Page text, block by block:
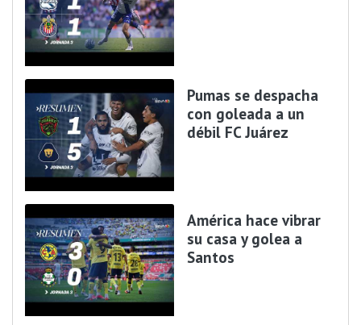
Pumas se despacha
con goleada a un
débil FC Juárez
América hace vibrar
su casa y golea a
Santos